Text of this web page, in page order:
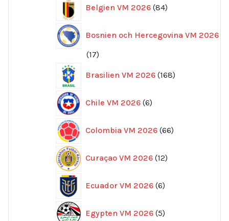
Belgien VM 2026 84
produkter
Bosnien och Hercegovina VM 2026
1717
Brasilien VM 2026 168
produkter
Chile VM 2026 6
produkter
Colombia VM 2026 66
produkter
Curaçao VM 2026 12
produkter
Ecuador VM 2026 6
produkter
Egypten VM 2026 5
produkter